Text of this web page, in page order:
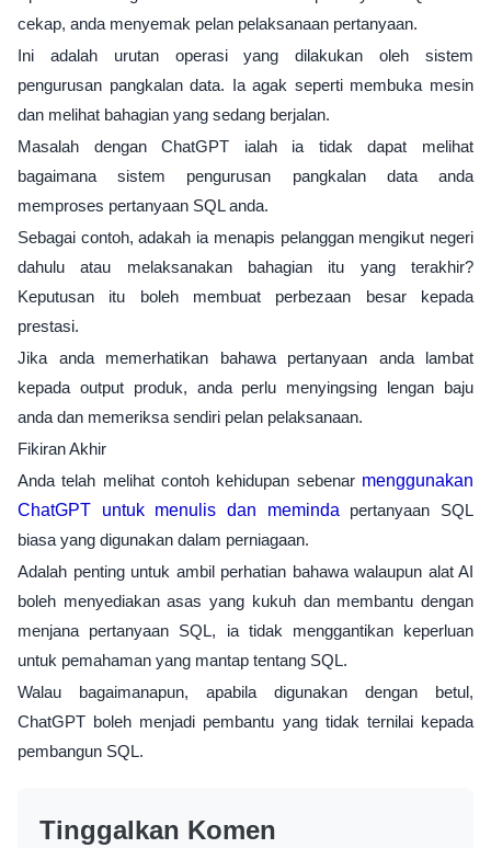
cekap, anda menyemak pelan pelaksanaan pertanyaan.
Ini adalah urutan operasi yang dilakukan oleh sistem
pengurusan pangkalan data. Ia agak seperti membuka mesin
dan melihat bahagian yang sedang berjalan.
Masalah dengan ChatGPT ialah ia tidak dapat melihat
bagaimana sistem pengurusan pangkalan data anda
memproses pertanyaan SQL anda.
Sebagai contoh, adakah ia menapis pelanggan mengikut negeri
dahulu atau melaksanakan bahagian itu yang terakhir?
Keputusan itu boleh membuat perbezaan besar kepada
prestasi.
Jika anda memerhatikan bahawa pertanyaan anda lambat
kepada output produk, anda perlu menyingsing lengan baju
anda dan memeriksa sendiri pelan pelaksanaan.
Fikiran Akhir
Anda telah melihat contoh kehidupan sebenar menggunakan
ChatGPT untuk menulis dan meminda pertanyaan SQL
biasa yang digunakan dalam perniagaan.
Adalah penting untuk ambil perhatian bahawa walaupun alat AI
boleh menyediakan asas yang kukuh dan membantu dengan
menjana pertanyaan SQL, ia tidak menggantikan keperluan
untuk pemahaman yang mantap tentang SQL.
Walau bagaimanapun, apabila digunakan dengan betul,
ChatGPT boleh menjadi pembantu yang tidak ternilai kepada
pembangun SQL.
Tinggalkan Komen